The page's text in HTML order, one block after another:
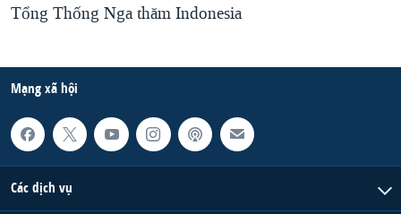
Tổng Thống Nga thăm Indonesia
Mạng xã hội
Các dịch vụ